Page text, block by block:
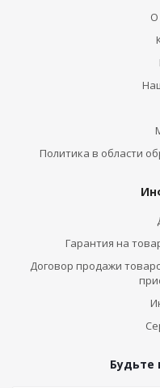
О
Политика в области
Гарантия на
Договор продажи
Будьте